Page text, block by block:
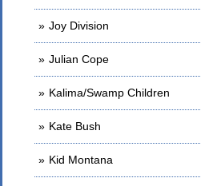
Joy Division
Julian Cope
Kalima/Swamp Children
Kate Bush
Kid Montana